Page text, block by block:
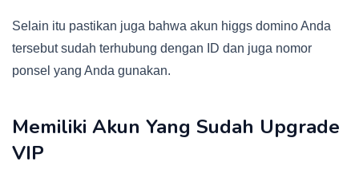
Selain itu pastikan juga bahwa akun higgs domino Anda
tersebut sudah terhubung dengan ID dan juga nomor
ponsel yang Anda gunakan.
Memiliki Akun Yang Sudah Upgrade
VIP